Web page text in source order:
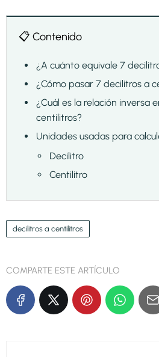
📋 Contenido
¿A cuánto equivale 7
¿Cómo pasar 7 decilitros a
¿Cuál es la relación inversa
centilitros?
Unidades usadas para
Decilitro
Centilitro
decilitros a centilitros
COMPARTE ESTE ARTÍCULO